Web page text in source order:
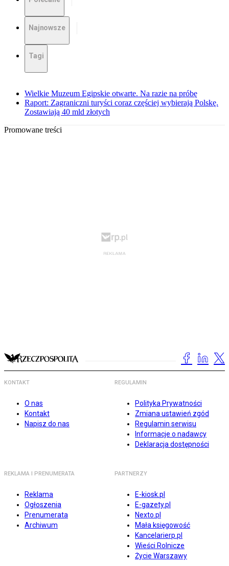
Najnowsze
Tagi
Wielkie Muzeum Egipskie otwarte. Na razie na próbę
Raport: Zagraniczni turyści coraz częściej wybierają Polskę.
Zostawiają 40 mld złotych
Promowane treści
KONTAKT
O nas
Kontakt
Napisz do nas
REGULAMIN
Polityka Prywatności
Zmiana ustawień zgód
Regulamin serwisu
Informacje o nadawcy
Deklaracja dostępności
REKLAMA I PRENUMERATA
Reklama
Ogłoszenia
Prenumerata
Archiwum
PARTNERZY
E-kiosk.pl
E-gazety.pl
Nexto.pl
Mała księgowość
Kancelarierp.pl
Wieści Rolnicze
Życie Warszawy